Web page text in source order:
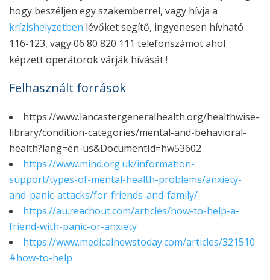
hogy beszéljen egy szakemberrel, vagy hívja a
krízishelyzetben lévőket segítő, ingyenesen hívható
116-123, vagy 06 80 820 111 telefonszámot ahol
képzett operátorok várják hívását !
Felhasznált források
https://www.lancastergeneralhealth.org/healthwise-
library/condition-categories/mental-and-behavioral-
health?lang=en-us&DocumentId=hw53602
https://www.mind.org.uk/information-
support/types-of-mental-health-problems/anxiety-
and-panic-attacks/for-friends-and-family/
https://au.reachout.com/articles/how-to-help-a-
friend-with-panic-or-anxiety
https://www.medicalnewstoday.com/articles/321510
#how-to-help